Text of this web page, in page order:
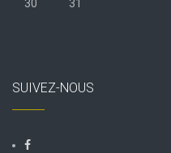
30
31
SUIVEZ-NOUS